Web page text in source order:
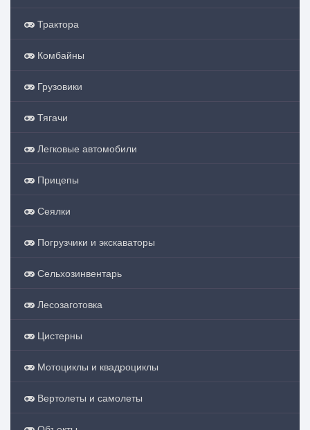
Трактора
Комбайны
Грузовики
Тягачи
Легковые автомобили
Прицепы
Сеялки
Погрузчики и экскаваторы
Сельхозинвентарь
Лесозаготовка
Цистерны
Мотоциклы и квадроциклы
Вертолеты и самолеты